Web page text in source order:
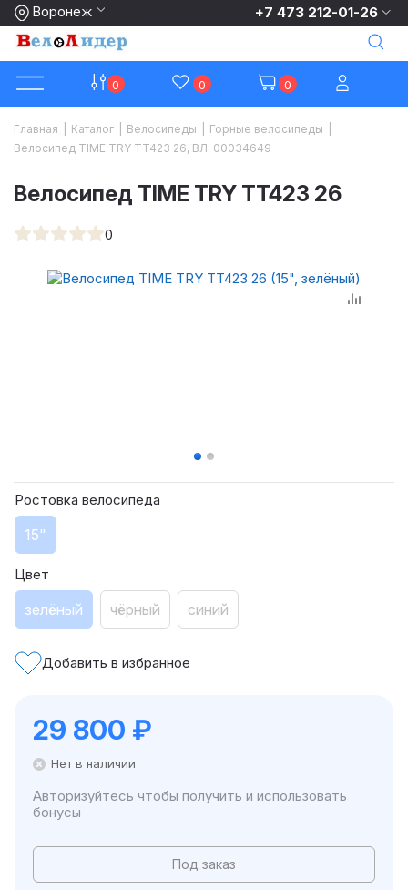
Воронеж +7 473 212-01-26
0 0 0
Главная Каталог Велосипеды Горные велосипеды
Велосипед TIME TRY TT423 26, ВЛ-00034649
Велосипед TIME TRY TT423 26
0
Ростовка велосипеда
15"
Цвет
зелёный чёрный синий
Добавить в избранное
29 800 ₽
Нет в наличии
Авторизуйтесь чтобы получить и использовать
бонусы
Под заказ